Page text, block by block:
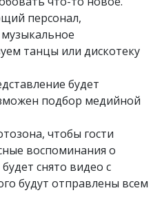
персонал,
танцы или дискотеку
будет
подбор медийной
чтобы гости
воспоминания о
снято видео с
будут отправлены всем